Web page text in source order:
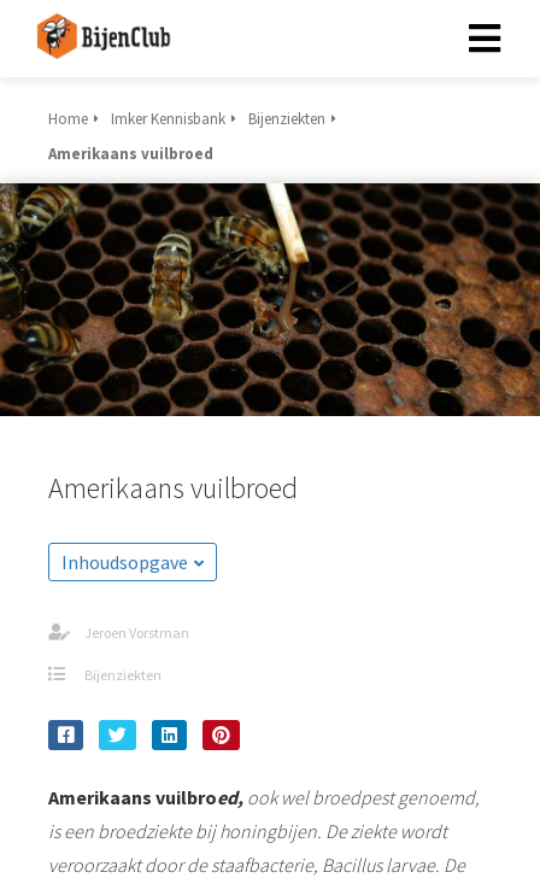
Home Imker Kennisbank
Bijenziekten
Amerikaans vuilbroed
Amerikaans vuilbroed
Inhoudsopgave
Jeroen Vorstman
Bijenziekten
Amerikaans vuilbroed, ook wel broedpest genoemd,
is een broedziekte bij honingbijen. De ziekte wordt
veroorzaakt door de staafbacterie, Bacillus larvae. De